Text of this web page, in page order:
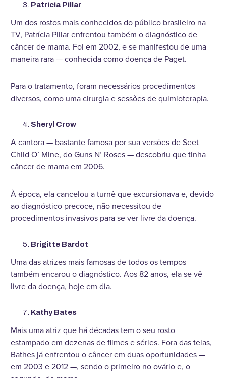
Patrícia Pillar
Um dos rostos mais conhecidos do público brasileiro na
TV, Patrícia Pillar enfrentou também o diagnóstico de
câncer de mama. Foi em 2002, e se manifestou de uma
maneira rara — conhecida como doença de Paget.
Para o tratamento, foram necessários procedimentos
diversos, como uma cirurgia e sessões de quimioterapia.
Sheryl Crow
A cantora — bastante famosa por sua versões de Seet
Child O’ Mine, do Guns N’ Roses — descobriu que tinha
câncer de mama em 2006.
À época, ela cancelou a turnê que excursionava e, devido
ao diagnóstico precoce, não necessitou de
procedimentos invasivos para se ver livre da doença.
Brigitte Bardot
Uma das atrizes mais famosas de todos os tempos
também encarou o diagnóstico. Aos 82 anos, ela se vê
livre da doença, hoje em dia.
Kathy Bates
Mais uma atriz que há décadas tem o seu rosto
estampado em dezenas de filmes e séries. Fora das telas,
Bathes já enfrentou o câncer em duas oportunidades —
em 2003 e 2012 —, sendo o primeiro no ovário e, o